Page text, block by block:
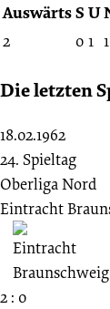
AuswärtsS U
2 0 1 1
Die letzten
18.02.1962
24. Spieltag
Oberliga Nord
Eintracht
2 : 0